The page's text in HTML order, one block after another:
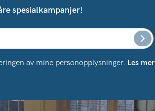
spesialkampanjer!
av mine personopplysninger. Les mer